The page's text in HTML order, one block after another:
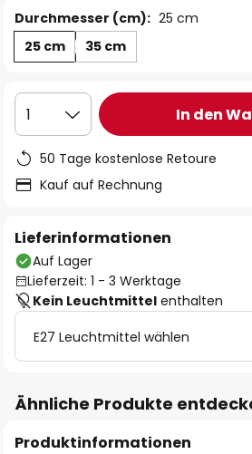
Durchmesser (cm): 25 cm
25 cm
35 cm
1 In den
50 Tage kostenlose Retoure
Kauf auf Rechnung
Lieferinformationen
Auf Lager
Lieferzeit: 1 - 3 Werktage
Kein Leuchtmittel enthalten
E27 Leuchtmittel wählen
Ähnliche Produkte
Produktinformationen